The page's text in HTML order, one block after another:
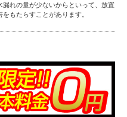
漏れの量が少ないからといって、放置
もたらすことがあります。